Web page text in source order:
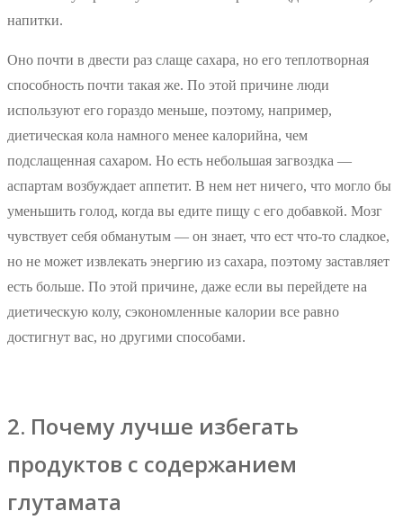
напитки.
Оно почти в двести раз слаще сахара, но его теплотворная
способность почти такая же. По этой причине люди
используют его гораздо меньше, поэтому, например,
диетическая кола намного менее калорийна, чем
подслащенная сахаром. Но есть небольшая загвоздка —
аспартам возбуждает аппетит. В нем нет ничего, что могло бы
уменьшить голод, когда вы едите пищу с его добавкой. Мозг
чувствует себя обманутым — он знает, что ест что-то сладкое,
но не может извлекать энергию из сахара, поэтому заставляет
есть больше. По этой причине, даже если вы перейдете на
диетическую колу, сэкономленные калории все равно
достигнут вас, но другими способами.
2. Почему лучше избегать
продуктов с содержанием
глутамата